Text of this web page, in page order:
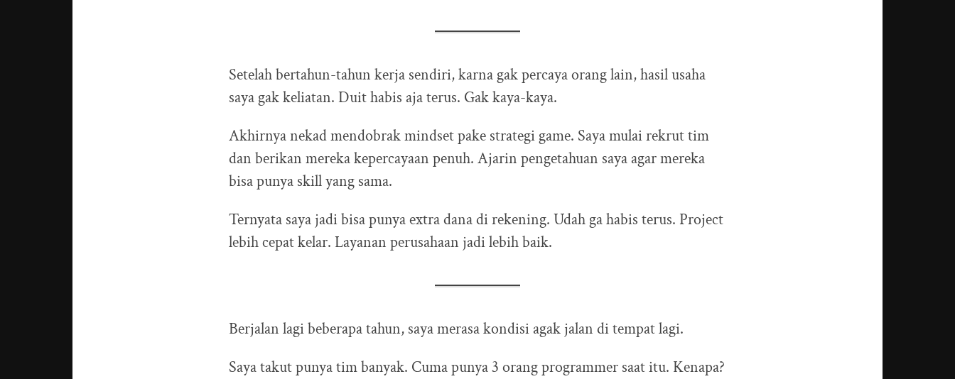
Setelah bertahun-tahun kerja sendiri, karna gak percaya orang lain, hasil usaha
saya gak keliatan. Duit habis aja terus. Gak kaya-kaya.
Akhirnya nekad mendobrak mindset pake strategi game. Saya mulai rekrut tim
dan berikan mereka kepercayaan penuh. Ajarin pengetahuan saya agar mereka
bisa punya skill yang sama.
Ternyata saya jadi bisa punya extra dana di rekening. Udah ga habis terus. Project
lebih cepat kelar. Layanan perusahaan jadi lebih baik.
Berjalan lagi beberapa tahun, saya merasa kondisi agak jalan di tempat lagi.
Saya takut punya tim banyak. Cuma punya 3 orang programmer saat itu. Kenapa?